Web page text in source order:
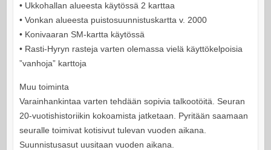
• Ukkohallan alueesta käytössä 2 karttaa
• Vonkan alueesta puistosuunnistuskartta v. 2000
• Konivaaran SM-kartta käytössä
• Rasti-Hyryn rasteja varten olemassa vielä käyttökelpoisia
”vanhoja” karttoja
Muu toiminta
Varainhankintaa varten tehdään sopivia talkootöitä. Seuran
20-vuotishistoriikin kokoamista jatketaan. Pyritään saamaan
seuralle toimivat kotisivut tulevan vuoden aikana.
Suunnistusasut uusitaan vuoden aikana.